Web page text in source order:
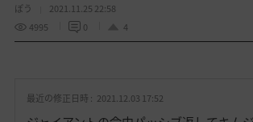
ぽう
2021.11.25 22:58
4995
0 4
最近の修正日時 : 2021.12.03 17:52